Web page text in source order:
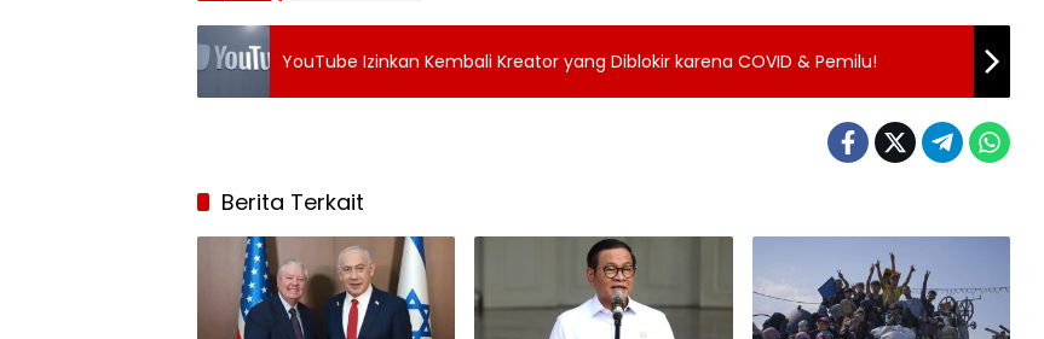
YouTube Izinkan Kembali Kreator yang Diblokir karena COVID & Pemilu!
Berita Terkait